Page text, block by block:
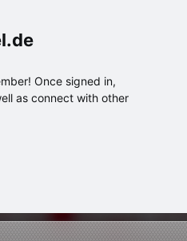
Once signed in,
as connect with other